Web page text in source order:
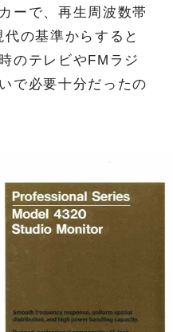
ーで、再生周波数帯
の基準からすると
のテレビやFMラジ
で必要十分だったの